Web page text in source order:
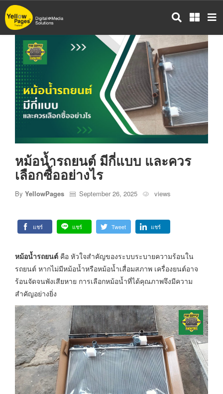
ข้าม
ไป
เนื้อหา
หม้อน้ำรถยนต์ มีกี่แบบ และควร
เลือกซื้ออย่างไร
By YellowPages September 26, 2025 views
แชร์ แชร์ Tweet แชร์
หม้อน้ำรถยนต์ คือ หัวใจสำคัญของระบบระบายความร้อนใน
รถยนต์ หากไม่มีหม้อน้ำหรือหม้อน้ำเสื่อมสภาพ เครื่องยนต์อาจ
ร้อนจัดจนพังเสียหาย การเลือกหม้อน้ำที่ได้คุณภาพจึงมีความ
สำคัญอย่างยิ่ง